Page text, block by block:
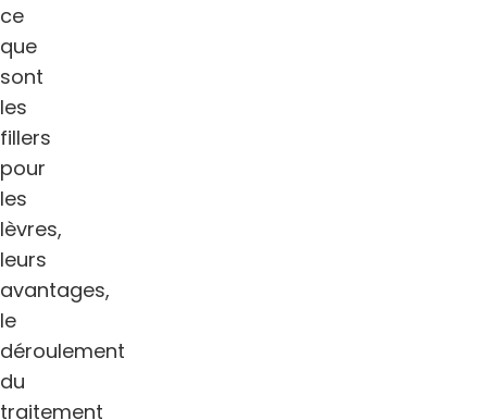
ce
que
sont
les
fillers
pour
les
lèvres,
leurs
avantages,
le
déroulement
du
traitement